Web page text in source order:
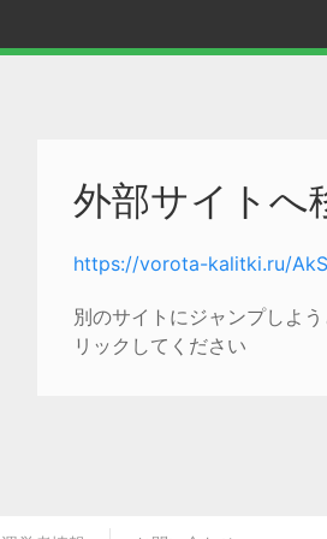
外部サイトへ
https://vorota-kalitki.ru/
別のサイトにジャンプしよ
リックしてください